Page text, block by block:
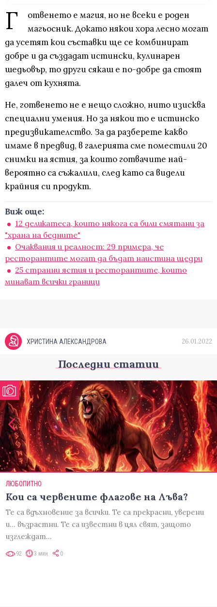
Г
отвенето е магия, но не всеки е роден
магьосник. Докато някои хора лесно могат
да усетят кои съставки ще се комбинират
добре и да създадат истински, кулинарен
шедьовър, то други сякаш е по-добре да стоят
далеч от кухнята.
Не, готвенето не е нещо сложно, нито изисква
специални умения. Но за някои то е истинско
предизвикателство. За да разберете какво
имаме в предвид, в галерията сме поместили 20
снимки на ястия, за които готвачите най-
вероятно са съжалили, след като са видели
крайния си продукт.
Виж още:
12 деликатеса, които някога са били смятани за
"храна на бедните"
Очаквания и реалност: 29 примера, че
ресторантите могат да бъдат наистина щедри
25 странни ястия и ресторантите, които
минават всички граници
ХРИСТИНА АЛЕКСАНДРОВА 26.01.2022
Последни статии
ЛЮБОПИТНО
Кои са червените флагове на Лъва?
Те са вдъхновение за всички. Те са прекрасни, уверени
и... възрастни. Те са известни в цял свят, защото
изглеждат…
92 3 мин 0